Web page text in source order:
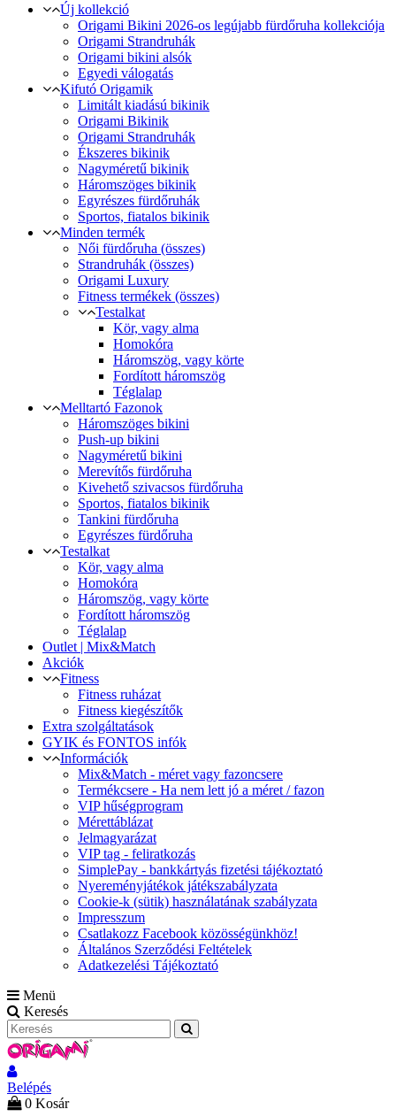
Új kollekció
Origami Bikini 2026-os legújabb fürdőruha kollekciója
Origami Strandruhák
Origami bikini alsók
Egyedi válogatás
Kifutó Origamik
Limitált kiadású bikinik
Origami Bikinik
Origami Strandruhák
Ékszeres bikinik
Nagyméretű bikinik
Háromszöges bikinik
Egyrészes fürdőruhák
Sportos, fiatalos bikinik
Minden termék
Női fürdőruha (összes)
Strandruhák (összes)
Origami Luxury
Fitness termékek (összes)
Testalkat
Kör, vagy alma
Homokóra
Háromszög, vagy körte
Fordított háromszög
Téglalap
Melltartó Fazonok
Háromszöges bikini
Push-up bikini
Nagyméretű bikini
Merevítős fürdőruha
Kivehető szivacsos fürdőruha
Sportos, fiatalos bikinik
Tankini fürdőruha
Egyrészes fürdőruha
Testalkat
Kör, vagy alma
Homokóra
Háromszög, vagy körte
Fordított háromszög
Téglalap
Outlet | Mix&Match
Akciók
Fitness
Fitness ruházat
Fitness kiegészítők
Extra szolgáltatások
GYIK és FONTOS infók
Információk
Mix&Match - méret vagy fazoncsere
Termékcsere - Ha nem lett jó a méret / fazon
VIP hűségprogram
Mérettáblázat
Jelmagyarázat
VIP tag - feliratkozás
SimplePay - bankkártyás fizetési tájékoztató
Nyereményjátékok játékszabályzata
Cookie-k (sütik) használatának szabályzata
Impresszum
Csatlakozz Facebook közösségünkhöz!
Általános Szerződési Feltételek
Adatkezelési Tájékoztató
Menü
Keresés
Belépés
0 Kosár